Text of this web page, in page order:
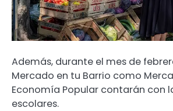
Además, durante el mes de
Mercado en tu Barrio como
Economía Popular contarán con
escolares.